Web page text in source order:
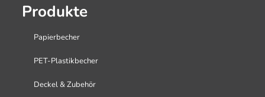
Produkte
Papierbecher
PET-Plastikbecher
Deckel & Zubehör